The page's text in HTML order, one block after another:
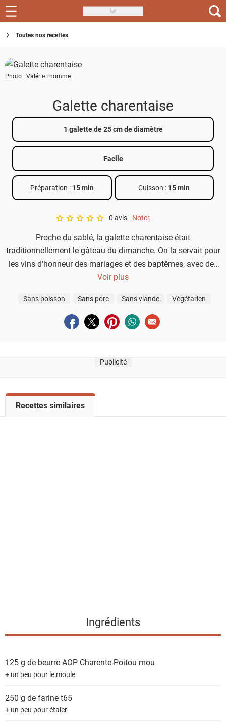
Skip
to
main
Recettes
Inspirations
Conseils
Menu de la semaine
Actus
Téléchargez l'app Saveurs Recettes
Index des recettes
Guide d'achat
Toutes nos recettes
Photo : Valérie Lhomme
Galette charentaise
1 galette de 25 cm de diamètre
Facile
Préparation : 15 min Cuisson : 15 min
A star rating of 0 out of 5.
0 avis Noter
Proche du sablé, la galette charentaise était
traditionnellement le gâteau du dimanche. On la servait pour
les vins d’honneur des mariages et des baptêmes, avec des
spécificités selon les territoires. On y ajoute, à Niort par
Voir plus
Sans poisson Sans porc Sans viande Végétarien
Partager sur facebook
Partager sur twitter
Partager sur pinterest
Partager sur whatsapp
Envoyer à un ami
Publicité
o
e
n
t
Recettes similaires
Ingrédients
125 g de beurre AOP Charente-Poitou mou
+ un peu pour le moule
250 g defarine t65
+ un peu pour étaler